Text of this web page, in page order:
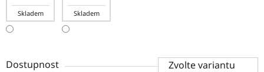
Skladem Skladem
Dostupnost
Zvolte variantu